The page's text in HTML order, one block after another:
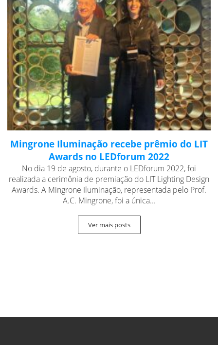
Mingrone Iluminação recebe prêmio do LIT
Awards no LEDforum 2022
No dia 19 de agosto, durante o LEDforum 2022, foi
realizada a cerimônia de premiação do LIT Lighting Design
Awards. A Mingrone Iluminação, representada pelo Prof.
A.C. Mingrone, foi a única...
Ver mais posts